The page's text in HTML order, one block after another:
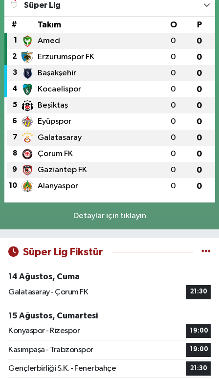
Süper Lig
# Takım O P
1 Amed 0 0
2 Erzurumspor FK 0 0
3 Başakşehir 0 0
4 Kocaelispor 0 0
5 Beşiktaş 0 0
6 Eyüpspor 0 0
7 Galatasaray 0 0
8 Çorum FK 0 0
9 Gaziantep FK 0 0
10 Alanyaspor 0 0
Detaylar için tıklayın
Süper Lig Fikstür
14 Ağustos, Cuma
Galatasaray - Çorum FK
21:30
15 Ağustos, Cumartesi
Konyaspor - Rizespor
19:00
Kasımpaşa - Trabzonspor 19:00
Gençlerbirliği S.K. - Fenerbahçe 21:30